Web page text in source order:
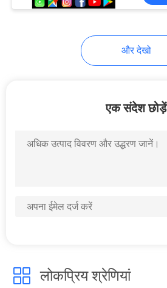
और देखो
एक संदेश छोड़ें
लोकप्रिय श्रेणियां